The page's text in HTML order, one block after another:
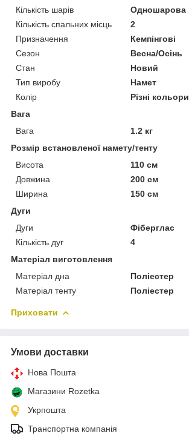
Кількість шарів
Одношарова
Кількість спальних місць
2
Призначення
Кемпінгові
Сезон
Весна/Осінь
Стан
Новий
Тип виробу
Намет
Колір
Різні кольори
Вага
Вага
1.2 кг
Розмір встановленої намету/тенту
Висота
110 см
Довжина
200 см
Ширина
150 см
Дуги
Дуги
Фіберглас
Кількість дуг
4
Матеріал виготовлення
Матеріал дна
Поліестер
Матеріал тенту
Поліестер
Приховати
Умови доставки
Нова Пошта
Магазини Rozetka
Укрпошта
Транспортна компанія